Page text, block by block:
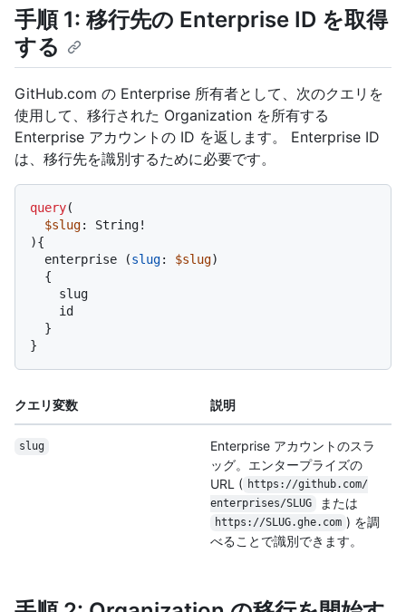
手順 1: 移行先の Enterprise ID を取得
する
GitHub.com の Enterprise 所有者として、次のクエリを
使用して、移行された Organization を所有する
Enterprise アカウントの ID を返します。 Enterprise ID
は、移行先を識別するために必要です。
query(
$slug: String!
){
  enterprise
(slug: $slug)
{
}
}
クエリ変数 説明
slug
Enterprise アカウントのスラ
ッグ。エンタープライズの
URL ( https://github.com/
enterprises/SLUG または
https://SLUG.ghe.com ) を調
べることで識別できます。